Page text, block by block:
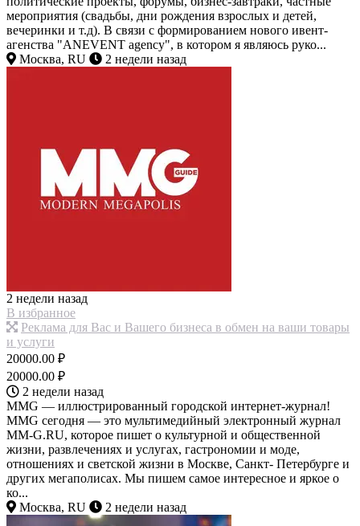
мероприятия (свадьбы, дни рождения взрослых и детей,
вечеринки и т.д). В связи с формированием нового ивент-
агенства "ANEVENT agency", в котором я являюсь руко...
Москва, RU
2 недели назад
2 недели назад
В избранное
Реклама для Вас и Вашего бизнеса в обмен на ваши товары
и услуги
20000.00 ₽
20000.00 ₽
2 недели назад
MMG — иллюстрированный городской интернет-журнал!
MMG сегодня — это мультимедийный электронный журнал
MM-G.RU, которое пишет о культурной и общественной
жизни, развлечениях и услугах, гастрономии и моде,
отношениях и светской жизни в Москве, Санкт- Петербурге и
других мегаполисах. Мы пишем самое интересное и яркое о
ко...
Москва, RU
2 недели назад